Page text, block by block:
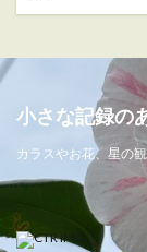
小さな記録の
カラスやお花、星の